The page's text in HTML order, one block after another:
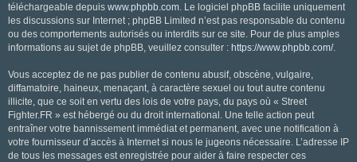
téléchargeable depuis www.phpbb.com. Le logiciel phpBB facilite uniquement
les discussions sur Internet ; phpBB Limited n’est pas responsable du contenu
ou des comportements autorisés ou interdits sur ce site. Pour de plus amples
informations au sujet de phpBB, veuillez consulter : https://www.phpbb.com/.
Vous acceptez de ne pas publier de contenu abusif, obscène, vulgaire,
diffamatoire, haineux, menaçant, à caractère sexuel ou tout autre contenu
illicite, que ce soit en vertu des lois de votre pays, du pays où « Street
Fighter.FR » est hébergé ou du droit international. Une telle action peut
entraîner votre bannissement immédiat et permanent, avec une notification à
votre fournisseur d’accès à Internet si nous le jugeons nécessaire. L’adresse IP
de tous les messages est enregistrée pour aider à faire respecter ces